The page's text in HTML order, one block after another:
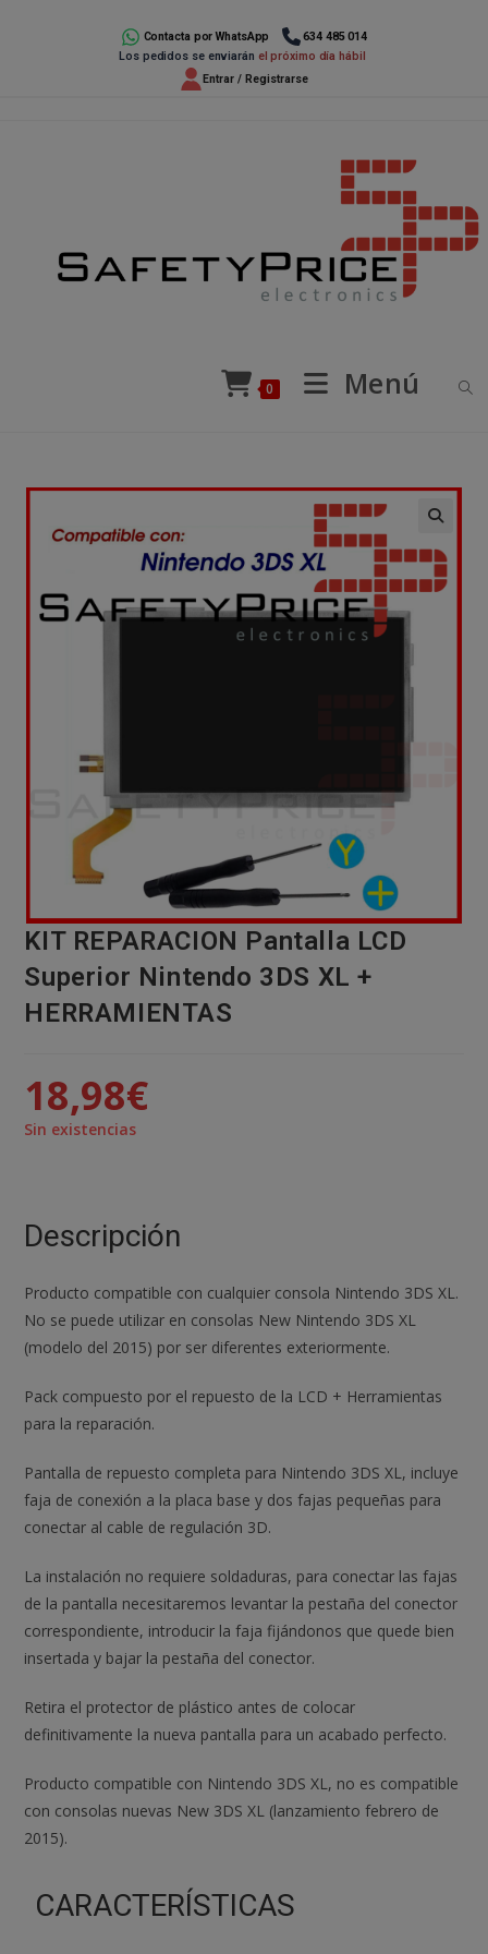
Contacta por WhatsApp
634 485 014
Los pedidos se enviarán el próximo día hábil
Entrar / Registrarse
0 Menú
🔍
KIT REPARACION Pantalla LCD
Superior Nintendo 3DS XL +
HERRAMIENTAS
18,98€
Sin existencias
Descripción
Producto compatible con cualquier consola Nintendo 3DS XL.
No se puede utilizar en consolas New Nintendo 3DS XL
(modelo del 2015) por ser diferentes exteriormente.
Pack compuesto por el repuesto de la LCD + Herramientas
para la reparación.
Pantalla de repuesto completa para Nintendo 3DS XL, incluye
faja de conexión a la placa base y dos fajas pequeñas para
conectar al cable de regulación 3D.
La instalación no requiere soldaduras, para conectar las fajas
de la pantalla necesitaremos levantar la pestaña del conector
correspondiente, introducir la faja fijándonos que quede bien
insertada y bajar la pestaña del conector.
Retira el protector de plástico antes de colocar
definitivamente la nueva pantalla para un acabado perfecto.
Producto compatible con Nintendo 3DS XL, no es compatible
con consolas nuevas New 3DS XL (lanzamiento febrero de
2015).
CARACTERÍSTICAS